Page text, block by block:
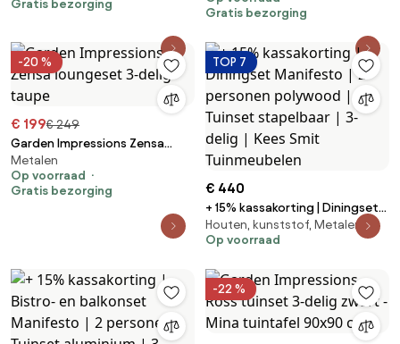
Miami antraciet / grafiet - 3-
Gratis bezorging
Gratis bezorging
-20 %
€ 199€ 249
Garden Impressions Zensa
loungeset 3-delig - taupe
Metalen
Op voorraad
Gratis bezorging
TOP 7
€ 440
+ 15% kassakorting | Diningset
Manifesto | 2 personen
polywood | Tuinset stapelbaar |
Tuinmeubelen
Houten, kunststof, Metalen
Op voorraad
-22 %